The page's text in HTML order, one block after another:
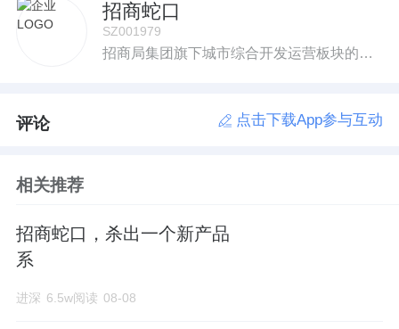
招商蛇口
SZ001979
招商局集团旗下城市综合开发运营板块的旗舰企业，也是集团内唯一的地产资产整合平台及重要的业务协同平台。
评论 点击下载App参与互动
相关推荐
招商蛇口，杀出一个新产品
系
进深 6.5w阅读 08-08